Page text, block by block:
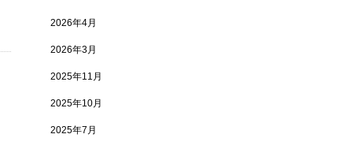
2026年4月
2026年3月
2025年11月
2025年10月
2025年7月